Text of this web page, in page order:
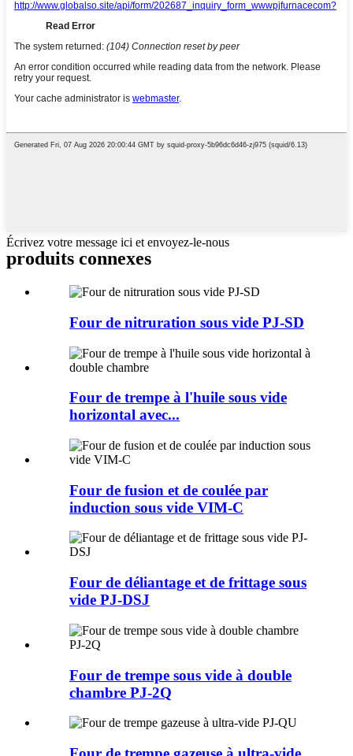
Écrivez votre message ici et envoyez-le-nous
produits connexes
Four de nitruration sous vide PJ-SD
Four de trempe à l'huile sous vide
horizontal avec...
Four de fusion et de coulée par
induction sous vide VIM-C
Four de déliantage et de frittage sous
vide PJ-DSJ
Four de trempe sous vide à double
chambre PJ-2Q